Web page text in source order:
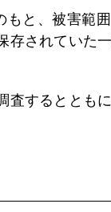
もと、被害範
存されていた
査するととも